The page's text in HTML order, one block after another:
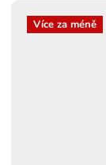
Více za méně